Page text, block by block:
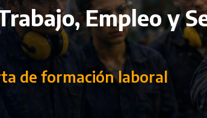
Empleo y
de formación laboral